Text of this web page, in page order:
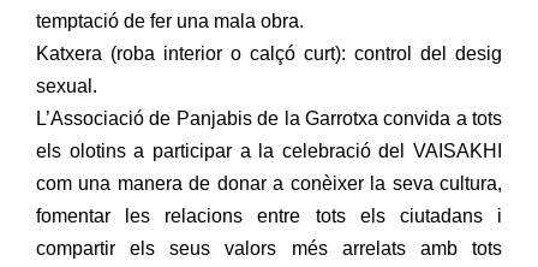
temptació de fer una mala obra.
Katxera (roba interior o calçó curt): control del desig
sexual.
L’Associació de Panjabis de la Garrotxa convida a tots
els olotins a participar a la celebració del VAISAKHI
com una manera de donar a conèixer la seva cultura,
fomentar les relacions entre tots els ciutadans i
compartir els seus valors més arrelats amb tots